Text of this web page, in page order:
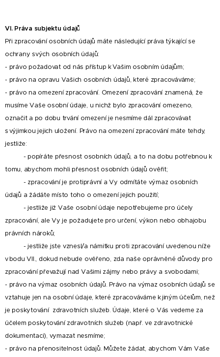
VI. Práva subjektu údajů
Při zpracování osobních údajů máte následující práva týkající se
ochrany svých osobních údajů:
- právo požadovat od nás přístup k Vašim osobním údajům;
- právo na opravu Vašich osobních údajů, které zpracováváme;
- právo na omezení zpracování. Omezení zpracování znamená, že
musíme Vaše osobní údaje, u nichž bylo zpracování omezeno,
označit a po dobu trvání omezení je nesmíme dál zpracovávat
s výjimkou jejich uložení. Právo na omezení zpracování máte tehdy,
jestliže:
- popíráte přesnost osobních údajů, a to na dobu potřebnou k
tomu, abychom mohli přesnost osobních údajů ověřit;
- zpracování je protiprávní a Vy odmítáte výmaz osobních
údajů a žádáte místo toho o omezení jejich použití;
- jestliže již Vaše osobní údaje nepotřebujeme pro účely
zpracování, ale Vy je požadujete pro určení, výkon nebo obhajobu
právních nároků;
- jestliže jste vznesl/a námitku proti zpracování uvedenou níže
v bodu VII., dokud nebude ověřeno, zda naše oprávněné důvody pro
zpracování převažují nad Vašimi zájmy nebo právy a svobodami;
- právo na výmaz osobních údajů. Právo na výmaz osobních údajů se
vztahuje jen na osobní údaje, které zpracováváme k jiným účelům, než
je poskytování zdravotních služeb. Údaje, které o Vás vedeme za
účelem poskytování zdravotních služeb (např. ve zdravotnické
dokumentaci), vymazat nesmíme;
- právo na přenositelnost údajů. Můžete žádat, abychom Vám Vaše